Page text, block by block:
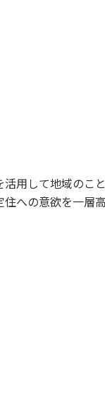
用して地域の
への意欲を一層